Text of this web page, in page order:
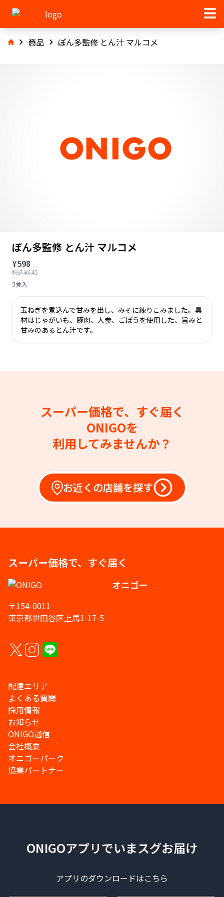
商品 ぽん多監修 とん汁 マルコメ
ぽん多監修 とん汁 マルコメ
¥598
税込¥645
5食入
玉ねぎを煮込んで甘みを出し、みそに練りこみました。具
材はじゃがいも、豚肉、人参、ごぼうを使用した、旨みと
甘みのあるとん汁です。
スーパー価格で、すぐ届く
ONIGOを
利用してみませんか？
お近くの店舗を探す
スーパー価格で、すぐ届く
オニゴー
〒154-0011
東京都世田谷区上馬1-17-5
配達エリア
よくある質問
採用情報
お知らせ
ONIGO通信
会社概要
オニゴーパーク
協業パートナー
ONIGOアプリでいまスグお届け
アプリのダウンロードはこちら